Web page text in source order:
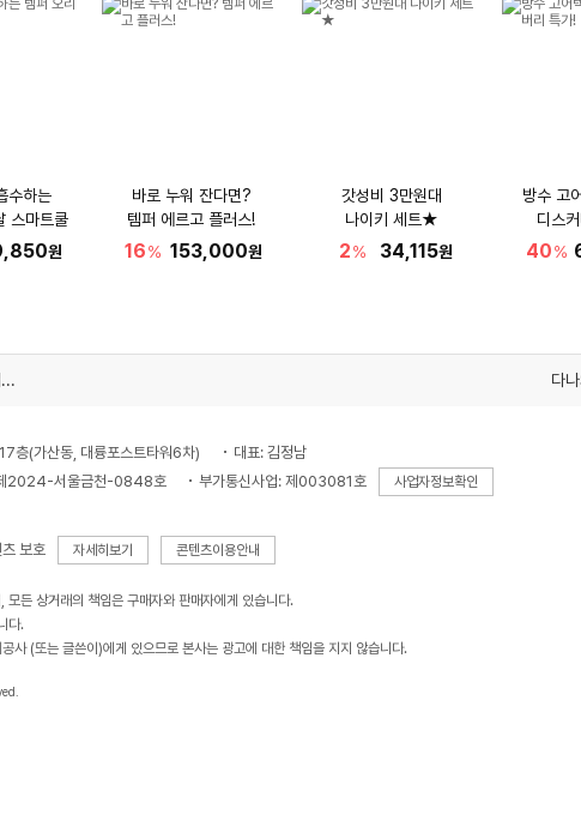
수하는
스마트쿨
원
바로 누워 잔다면?
템퍼 에르고 플러스!
16% 153,000원
갓성비 3만원대
나이키 세트★
2% 34,115원
방수 고
디스
40%
08/03(월) 다나와 개인정보처리방침 개정 안내 다
층(가산동, 대륭포스트타워6차)
대표: 김정남
2024-서울금천-0848호 부가통신사업: 제003081호 사업자정보확인
보호 자세히보기 콘텐츠이용안내
든 상거래의 책임은 구매자와 판매자에게 있습니다.
다.
사 (또는 글쓴이)에게 있으므로 본사는 광고에 대한 책임을 지지 않습니다.